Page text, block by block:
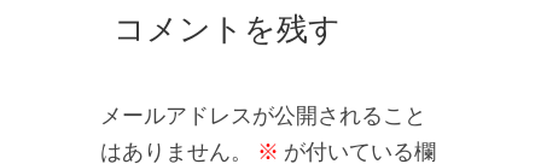
コメントを残す
メールアドレスが公開されること
はありません。
※ が付いている欄